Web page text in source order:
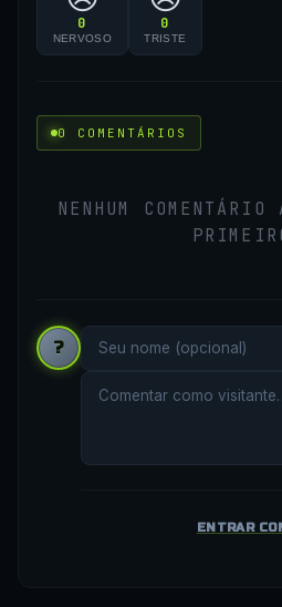
0
NERVOSO
0
TRISTE
0 COMENTÁRIOS
NENHUM
?
ENTRAR